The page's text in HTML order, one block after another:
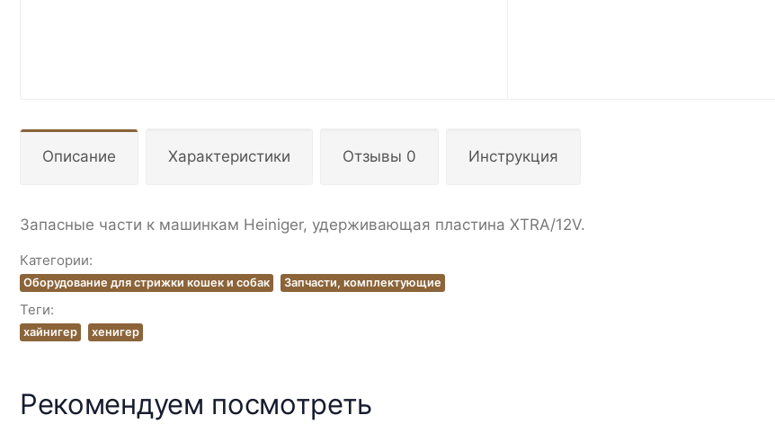
Описание Характеристики Отзывы 0 Инструкция
Запасные части к машинкам Heiniger, удерживающая пластина XTRA/12V.
Категории:
Оборудование для стрижки кошек и собак Запчасти, комплектующие
Теги:
хайнигер хенигер
Рекомендуем посмотреть